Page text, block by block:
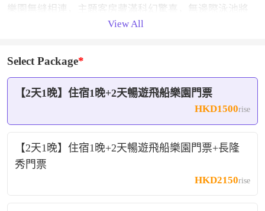
樂園無縫相連，主題客房藏滿科幻驚喜，無邊際泳池將
度假區風光盡收眼底，夜幕降臨更能邂逅海洋王國璀璨
無二的科普探險之旅。
View All
Select Package
【2天1晚】住宿1晚+2天暢遊飛船樂園門票
HKD1500rise
【2天1晚】住宿1晚+2天暢遊飛船樂園門票+長隆
秀門票
HKD2150rise